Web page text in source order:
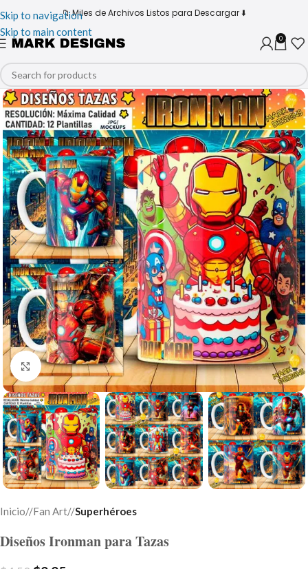
Skip to navigation
Skip to main content
📁 Miles de Archivos Listos para Descargar ⬇️
0
Click to enlarge
Inicio/ Fan Art/ Superhéroes
Diseños Ironman para Tazas